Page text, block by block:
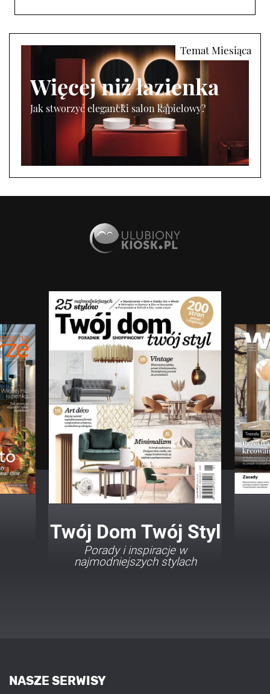
Więcej niż łazienka
Jak stworzyć elegancki salon kąpielowy?
Twój Dom Twój Styl
Porady i inspiracje w
najmodniejszych stylach
NASZE SERWISY